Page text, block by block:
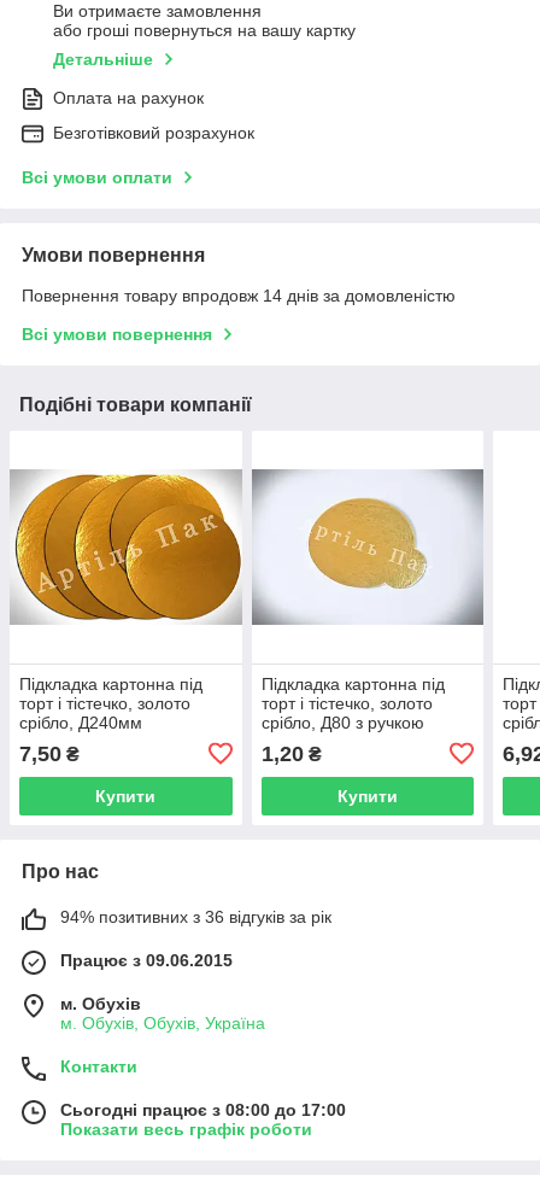
Ви отримаєте замовлення
або гроші повернуться на вашу картку
Детальніше
Оплата на рахунок
Безготівковий розрахунок
Всі умови оплати
Умови повернення
Повернення товару впродовж 14 днів за домовленістю
Всі умови повернення
Подібні товари компанії
Підкладка картонна під
торт і тістечко, золото
срібло, Д240мм
7,50 ₴
Купити
Підкладка картонна під
торт і тістечко, золото
срібло, Д80 з ручкою
1,20₴
Купити
торт
Про нас
94% позитивних з 36 відгуків за рік
Працює з 09.06.2015
м. Обухів
м. Обухів, Обухів, Україна
Контакти
Сьогодні працює з 08:00 до 17:00
Показати весь графік роботи